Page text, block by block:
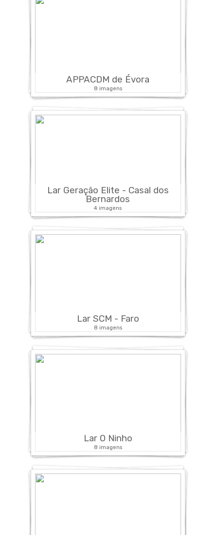
APPACDM de Évora
8 imagens
Lar Geração Elite - Casal dos
Bernardos
4 imagens
Lar SCM - Faro
8 imagens
Lar O Ninho
8 imagens